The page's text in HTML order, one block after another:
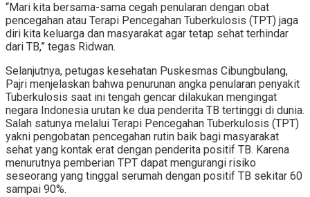
“Mari kita bersama-sama cegah penularan dengan obat
pencegahan atau Terapi Pencegahan Tuberkulosis (TPT) jaga
diri kita keluarga dan masyarakat agar tetap sehat terhindar
dari TB,” tegas Ridwan.
Selanjutnya, petugas kesehatan Puskesmas Cibungbulang,
Pajri menjelaskan bahwa penurunan angka penularan penyakit
Tuberkulosis saat ini tengah gencar dilakukan mengingat
negara Indonesia urutan ke dua penderita TB tertinggi di dunia.
Salah satunya melalui Terapi Pencegahan Tuberkulosis (TPT)
yakni pengobatan pencegahan rutin baik bagi masyarakat
sehat yang kontak erat dengan penderita positif TB. Karena
menurutnya pemberian TPT dapat mengurangi risiko
seseorang yang tinggal serumah dengan positif TB sekitar 60
sampai 90%.